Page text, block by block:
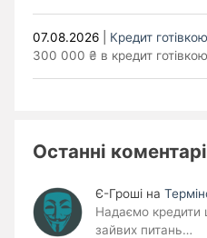
07.08.2026 Кредит
300 000 ₴ в кредит готівкою
Останні коментарі
Є-Гроші на
Надаємо кредити
зайвих питань…